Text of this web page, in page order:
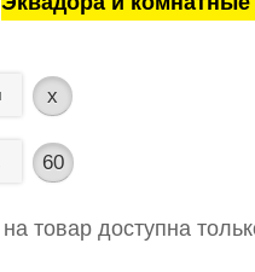
x
60
товар доступна